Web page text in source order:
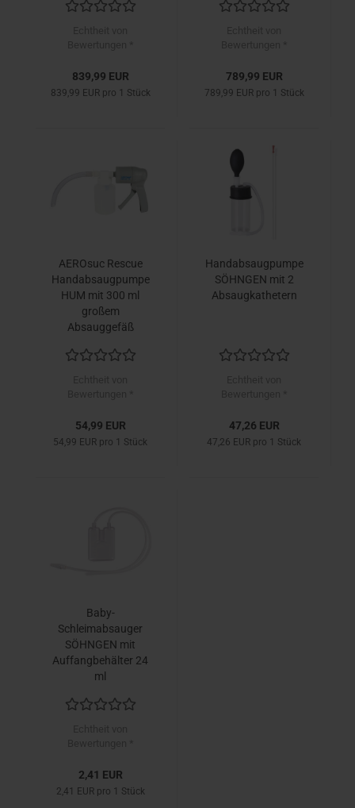
839,99 EUR
839,99 EUR pro 1 Stück
789,99 EUR
789,99 EUR pro 1 Stück
AEROsuc Rescue
Handabsaugpumpe
HUM mit 300 ml
großem
Absauggefäß
54,99 EUR
54,99 EUR pro 1 Stück
Handabsaugpumpe
SÖHNGEN mit 2
Absaugkathetern
47,26 EUR
47,26 EUR pro 1 Stück
Baby-
Schleimabsauger
SÖHNGEN mit
Auffangbehälter 24
ml
2,41 EUR
2,41 EUR pro 1 Stück